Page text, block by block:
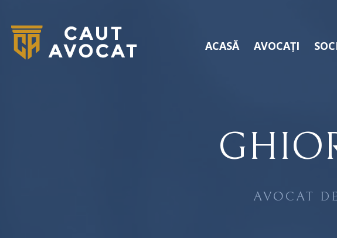
ACASĂ AVOCAȚI
AVOCAT